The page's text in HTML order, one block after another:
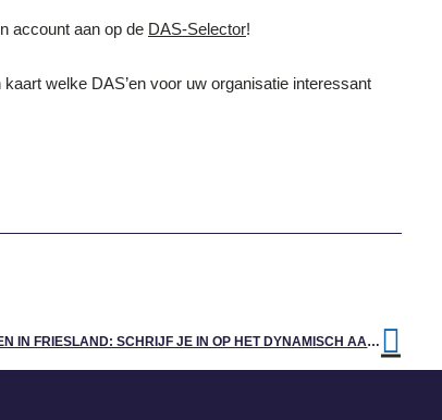
account aan op de DAS-Selector!
welke DAS’en voor uw organisatie interessant
DAS WERKEN IN FRIESLAND: SCHRIJF JE IN OP HET DYNAMISCH AANKOOPSYSTEEM